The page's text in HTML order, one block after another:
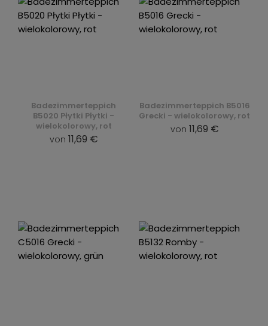
Badezimmerteppich
B5020 Płytki Płytki -
wielokolorowy, rot
von 11,69 €
Badezimmerteppich B5016
Grecki - wielokolorowy, rot
von 11,69 €